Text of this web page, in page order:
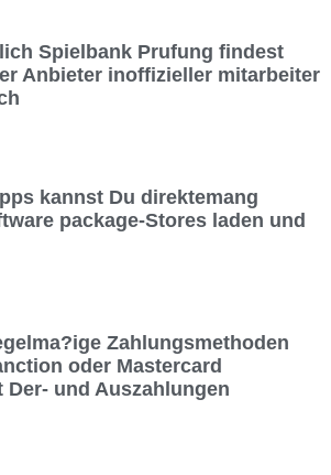
Spielbank Prufung findest
Anbieter inoffizieller mitarbeiter
kannst Du direktemang
package-Stores laden und
Zahlungsmethoden
oder Mastercard
Der- und Auszahlungen